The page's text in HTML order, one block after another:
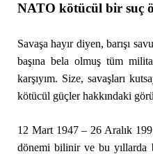
NATO kötücül bir suç
Savaşa hayır diyen, barışı
başına bela olmuş tüm
karşıyım. Size, savaşları
kötücül güçler hakkındaki
12 Mart 1947 – 26 Aralık
dönemi bilinir ve bu